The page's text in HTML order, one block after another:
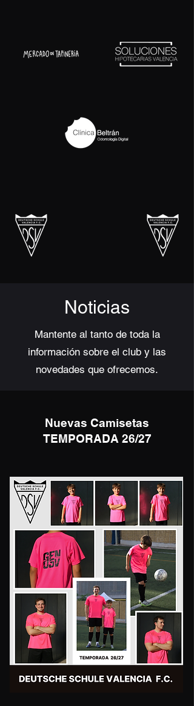
Noticias
Mantente al tanto de toda la
información sobre el club y las
novedades que ofrecemos.
Nuevas Camisetas
TEMPORADA 26/27